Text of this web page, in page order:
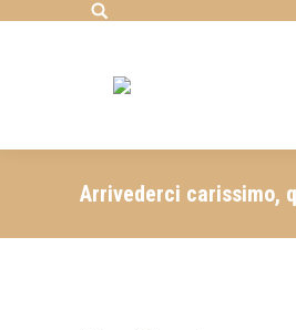
Search:
Arrivederci carissimo,